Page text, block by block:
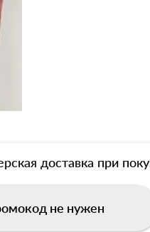
доставка при
не нужен